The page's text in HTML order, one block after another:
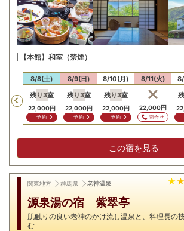
【本館】和室（禁煙）
Previous
円
8/8(土)
残り3室
22,000円
予約
8/9(日)
残り3室
22,000円
予約
8/10(月)
残り3室
22,000円
予約
8/11(火)
22,000円
問合せ
この宿を見る
関東地方 群馬県 老神温泉
源泉湯の宿 紫翠亭
肌触りの良い老神のかけ流し温泉と、料理長の
む